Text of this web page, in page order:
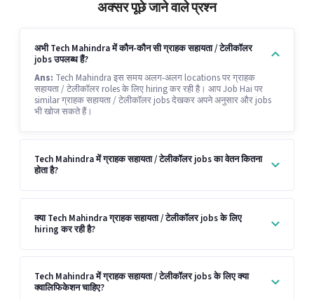
अक्सर पूछे जाने वाले प्रश्न
अभी Tech Mahindra में कौन-कौन सी ग्राहक सहायता / टेलीकॉलर
jobs उपलब्ध हैं?
Ans: Tech Mahindra इस समय अलग-अलग locations पर ग्राहक
सहायता / टेलीकॉलर roles के लिए hiring कर रही है। आप Job Hai पर
similar ग्राहक सहायता / टेलीकॉलर jobs देखकर अपने अनुसार और jobs
भी खोज सकते हैं।
Tech Mahindra में ग्राहक सहायता / टेलीकॉलर jobs का वेतन कितना
होता है?
क्या Tech Mahindra ग्राहक सहायता / टेलीकॉलर jobs के लिए
hiring कर रही है?
Tech Mahindra में ग्राहक सहायता / टेलीकॉलर jobs के लिए क्या
क्वालिफिकेशन चाहिए?